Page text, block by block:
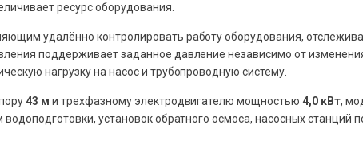
ресурс оборудования.
удалённо контролировать работу оборудования,
поддерживает заданное давление независимо от
нагрузку на насос и трубопроводную систему.
43 м и трехфазному электродвигателю мощностью 4,0 кВт,
установок обратного осмоса, насосных